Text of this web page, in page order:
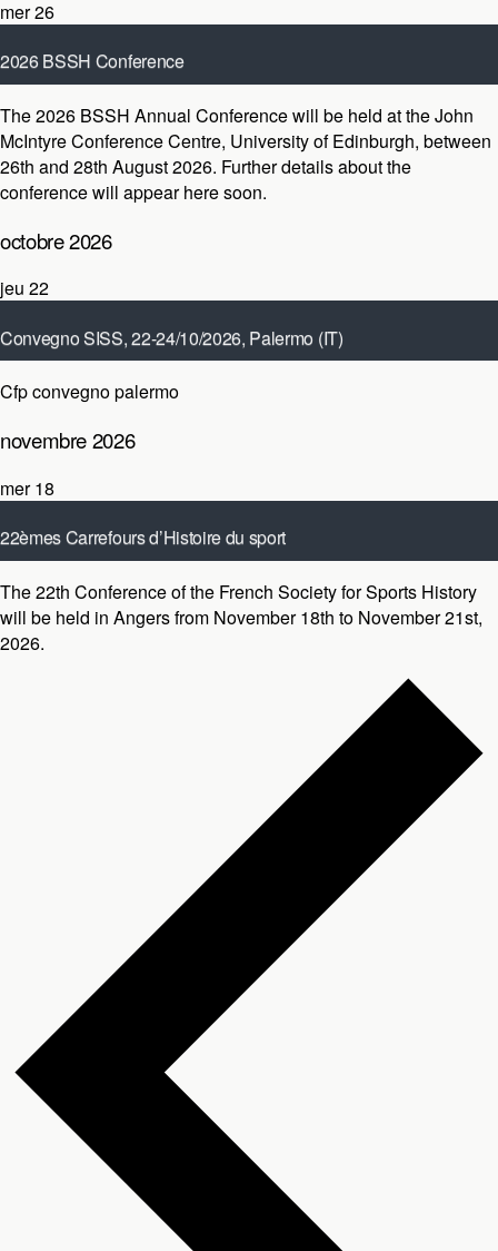
Liste
mer26
2026 BSSH Conference
août 26-août 28
University of Edinburgh, John McIntyre Conference Centre
Pollock Halls, Edinburgh, Scotland, Royaume-Uni
The 2026 BSSH Annual Conference will be held at the John
McIntyre Conference Centre, University of Edinburgh, between
26th and 28th August 2026. Further details about the
conference will appear here soon.
octobre 2026
jeu 22
Convegno SISS, 22-24/10/2026, Palermo (IT)
octobre 22-octobre 24
Cfp convegno palermo
novembre 2026
mer18
22èmes Carrefours d’Histoire du sport
novembre 18-novembre 21
UCO-IFEPSA Angers49 rue des Perrins, Les Ponts de Cé,
France
The 22th Conference of the French Society for Sports History
will be held in Angers from November 18th to November 21st,
2026.